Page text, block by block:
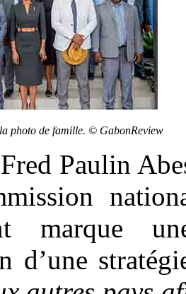
photo de famille. © GabonReview
Paulin
marque
d’une